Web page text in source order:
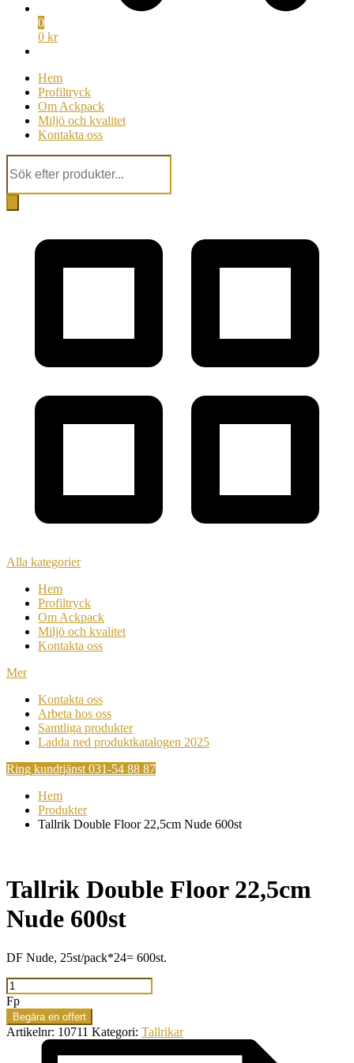
0
0 kr
Hem
Profiltryck
Om Ackpack
Miljö och kvalitet
Kontakta oss
Products
search
Alla kategorier
Hem
Profiltryck
Om Ackpack
Miljö och kvalitet
Kontakta oss
Mer
Kontakta oss
Arbeta hos oss
Samtliga produkter
Ladda ned produktkatalogen 2025
Ring kundtjänst 031-54 88 87
Hem
Produkter
Tallrik Double Floor 22,5cm Nude 600st
Tallrik Double Floor 22,5cm
Nude 600st
DF Nude, 25st/pack*24= 600st.
Tallrik
Double
Floor
22,5cm
Nude
Fp
Begära en offert
Artikelnr: 10711 Kategori: Tallrikar